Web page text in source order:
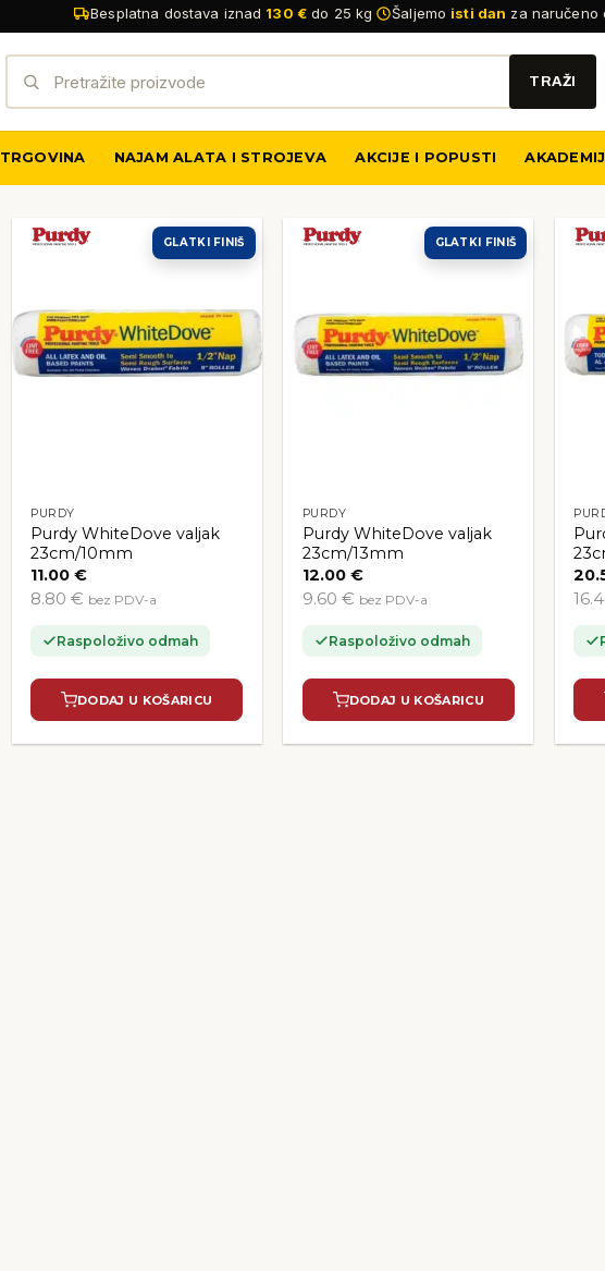
Besplatna dostava iznad 130 € do 25 kg Šaljemo isti dan za naručeno
TRGOVINA NAJAM ALATA I STROJEVA AKCIJE I POPUSTI
GLATKI FINIŠ
PURDY
Purdy WhiteDove valjak
23cm/10mm
11.00€
8.80 € bez PDV-a
Raspoloživo odmah
DODAJ U KOŠARICU
GLATKI FINIŠ
PURDY
Purdy WhiteDove valjak
23cm/13mm
12.00 €
9.60 € bez PDV-a
Raspoloživo odmah
DODAJ U KOŠARICU